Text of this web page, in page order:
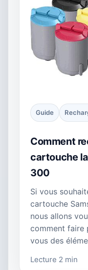
Guide
Comment
cartouche
300
Si vous
cartouche
nous allons
comment faire
vous des
Lecture 2 min